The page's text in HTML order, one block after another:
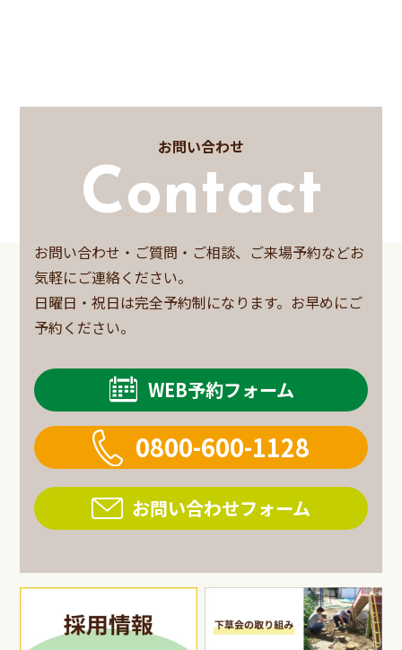
お問い合わせ
Contact
お問い合わせ・ご質問・ご相談、ご来場予約などお
気軽にご連絡ください。
日曜日・祝日は完全予約制になります。お早めにご
予約ください。
WEB予約フォーム
0800-600-1128
お問い合わせフォーム